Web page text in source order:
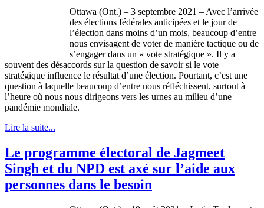
Ottawa (Ont.) – 3 septembre 2021 – Avec l’arrivée
des élections fédérales anticipées et le jour de
l’élection dans moins d’un mois, beaucoup d’entre
nous envisagent de voter de manière tactique ou de
s’engager dans un « vote stratégique ». Il y a
souvent des désaccords sur la question de savoir si le vote
stratégique influence le résultat d’une élection. Pourtant, c’est une
question à laquelle beaucoup d’entre nous réfléchissent, surtout à
l’heure où nous nous dirigeons vers les urnes au milieu d’une
pandémie mondiale.
Lire la suite...
Le programme électoral de Jagmeet
Singh et du NPD est axé sur l’aide aux
personnes dans le besoin